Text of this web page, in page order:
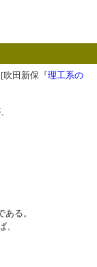
理工系の
、
ある。
、